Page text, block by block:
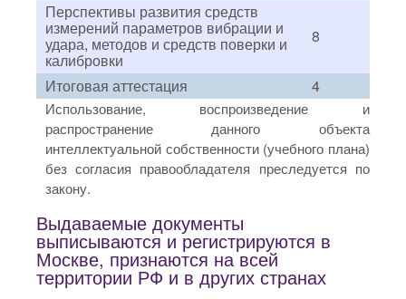
Перспективы развития средств
измерений параметров вибрации и
удара, методов и средств поверки и
калибровки
8
Итоговая аттестация 4
Использование, воспроизведение и
распространение данного объекта
интеллектуальной собственности (учебного плана)
без согласия правообладателя преследуется по
закону.
Выдаваемые документы
выписываются и регистрируются в
Москве, признаются на всей
территории РФ и в других странах